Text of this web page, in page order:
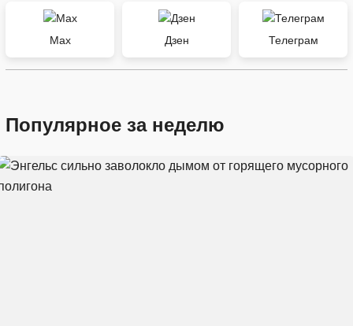
Max Дзен Телеграм
Популярное за неделю